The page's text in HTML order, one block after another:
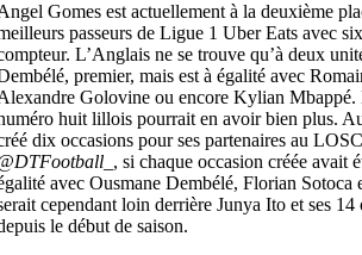
Gomes est actuellement à la deuxième
passeurs de Ligue 1 Uber Eats avec
L’Anglais ne se trouve qu’à deux
premier, mais est à égalité avec
Golovine ou encore Kylian Mbappé.
huit lillois pourrait en avoir bien plus.
dix occasions pour ses partenaires au
, si chaque occasion créée avait
avec Ousmane Dembélé, Florian Sotoca
cependant loin derrière Junya Ito et ses 14
le début de saison.